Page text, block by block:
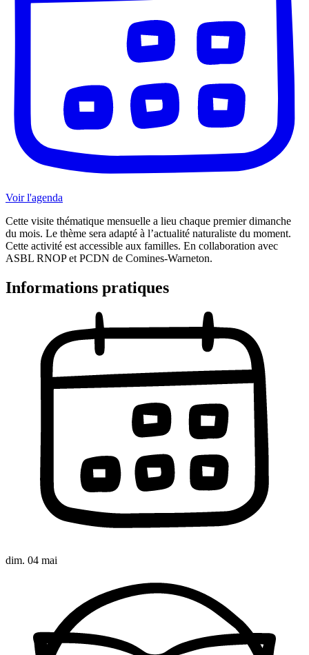
Voir l'agenda
Cette visite thématique mensuelle a lieu chaque premier dimanche
du mois. Le thème sera adapté à l’actualité naturaliste du moment.
Cette activité est accessible aux familles. En collaboration avec
ASBL RNOP et PCDN de Comines-Warneton.
Informations pratiques
dim. 04 mai